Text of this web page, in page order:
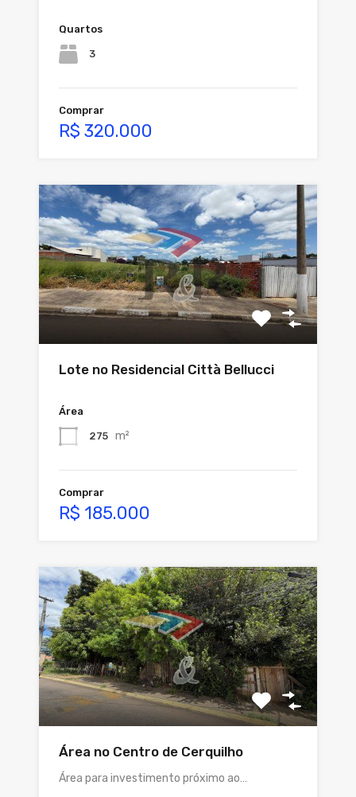
Quartos
3
Comprar
R$ 320.000
Lote no Residencial Città Bellucci
Área
275 m²
Comprar
R$ 185.000
Área no Centro de Cerquilho
Área para investimento próximo ao…